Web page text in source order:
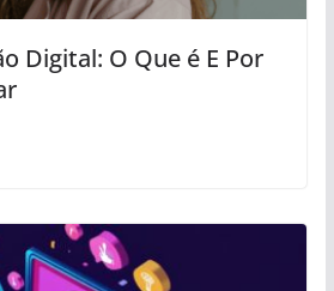
Digital: O Que é E Por